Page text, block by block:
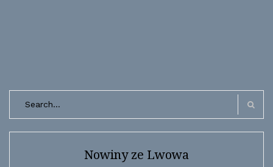
Search
Nowiny ze Lwowa